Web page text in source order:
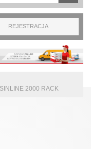
REJESTRACJA
2000 RACK